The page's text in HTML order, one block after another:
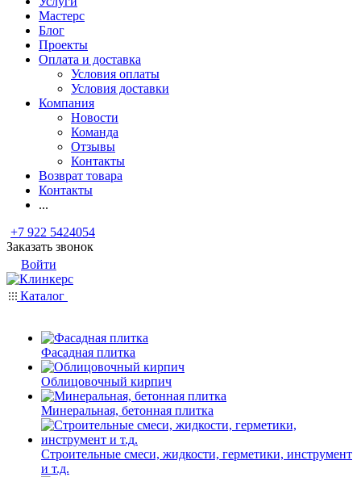
Мастерс
Блог
Проекты
Оплата и доставка
Условия оплаты
Условия доставки
Компания
Новости
Команда
Отзывы
Контакты
Возврат товара
Контакты
...
+7 922 5424054
Заказать звонок
Войти
Каталог
Фасадная плитка
Облицовочный кирпич
Минеральная, бетонная плитка
Строительные смеси, жидкости, герметики, инструмент
и т.д.